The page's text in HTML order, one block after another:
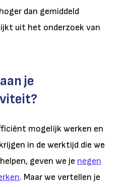
dan gemiddeld
uit het onderzoek van
je
mogelijk werken en
in de werktijd die we
geven we je negen
. Maar we vertellen je